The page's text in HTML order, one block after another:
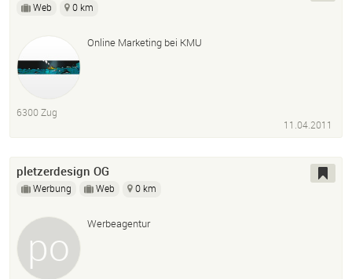
Web 0 km
Online Marketing bei KMU
6300 Zug
11.04.2011
pletzerdesign OG
Werbung Web 0 km
Werbeagentur